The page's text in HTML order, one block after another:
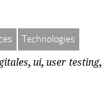
Technologies
, ui, user testing,